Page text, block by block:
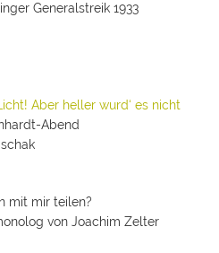
Generalstreik 1933
Aber heller wurd‘ es nicht
Abend
mit mir teilen?
von Joachim Zelter